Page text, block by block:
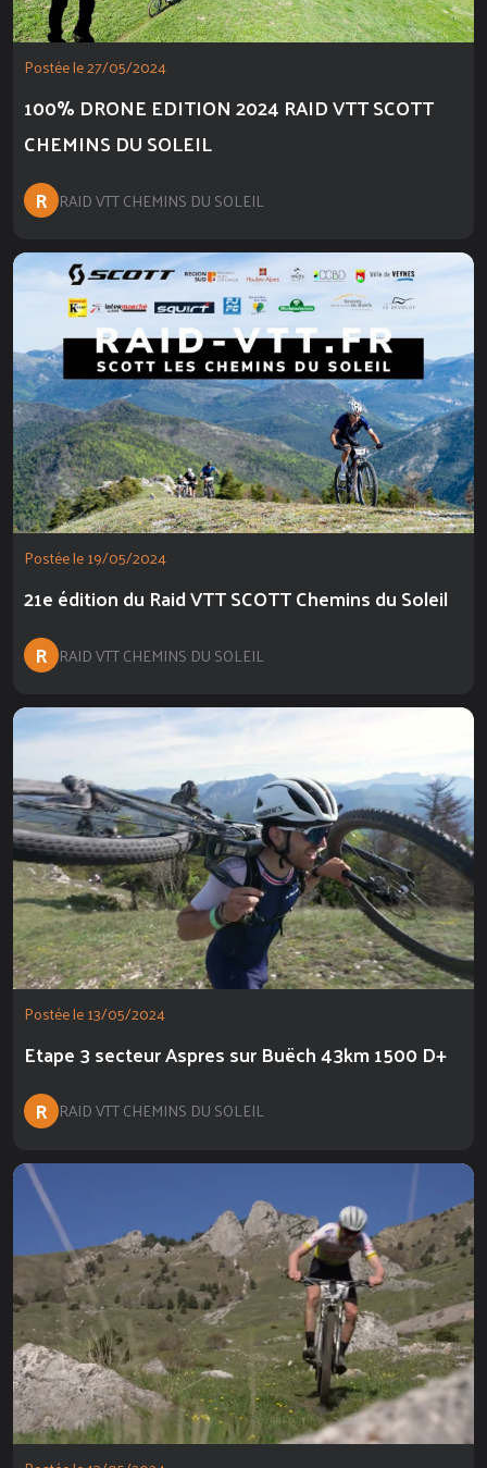
Postée le 27/05/2024
100% DRONE EDITION 2024 RAID VTT SCOTT
CHEMINS DU SOLEIL
R RAID VTT CHEMINS DU SOLEIL
Postée le 19/05/2024
21e édition du Raid VTT SCOTT Chemins du Soleil
R RAID VTT CHEMINS DU SOLEIL
Postée le 13/05/2024
Etape 3 secteur Aspres sur Buëch 43km 1500 D+
R RAID VTT CHEMINS DU SOLEIL